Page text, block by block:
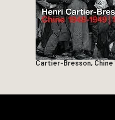
Cartier-Bresson, Chine